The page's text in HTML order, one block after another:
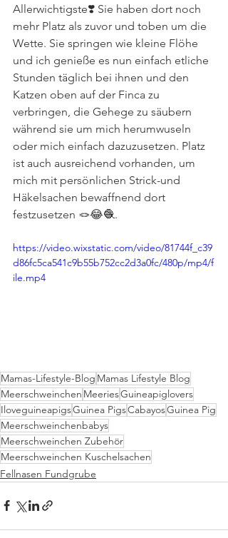
Allerwichtigste❣️ Sie haben dort noch
mehr Platz als zuvor und toben um die
Wette. Sie springen wie kleine Flöhe
und ich genieße es nun einfach etliche
Stunden täglich bei ihnen und den
Katzen oben auf der Finca zu
verbringen, die Gehege zu säubern
während sie um mich herumwuseln
oder mich einfach dazuzusetzen. Platz
ist auch ausreichend vorhanden, um
mich mit persönlichen Strick-und
Häkelsachen bewaffnend dort
festzusetzen 🪢😂🧶.
https://video.wixstatic.com/video/81744f_c39
d86fc5ca541c9b55b752cc2d3a0fc/480p/mp4/f
ile.mp4
Mamas-Lifestyle-Blog Mamas Lifestyle Blog
Meerschweinchen MeeriesGuineapiglovers
IloveguineapigsGuinea PigsCabayosGuinea Pig
Meerschweinchenbabys
Meerschweinchen Zubehör
Meerschweinchen Kuschelsachen
Fellnasen Fundgrube